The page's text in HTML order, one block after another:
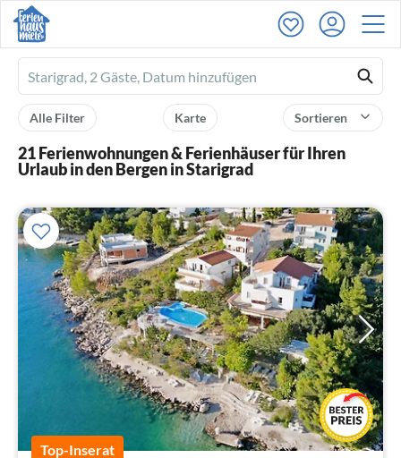
Ferienhausmiete
logo
Sortieren
Karte
Alle Filter
21 Ferienwohnungen & Ferienhäuser für Ihren
Urlaub in den Bergen in Starigrad
Top-Inserat